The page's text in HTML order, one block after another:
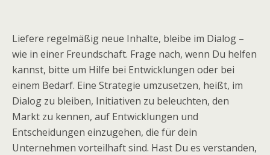
Liefere regelmäßig neue Inhalte, bleibe im Dialog –
wie in einer Freundschaft. Frage nach, wenn Du helfen
kannst, bitte um Hilfe bei Entwicklungen oder bei
einem Bedarf. Eine Strategie umzusetzen, heißt, im
Dialog zu bleiben, Initiativen zu beleuchten, den
Markt zu kennen, auf Entwicklungen und
Entscheidungen einzugehen, die für dein
Unternehmen vorteilhaft sind. Hast Du es verstanden,